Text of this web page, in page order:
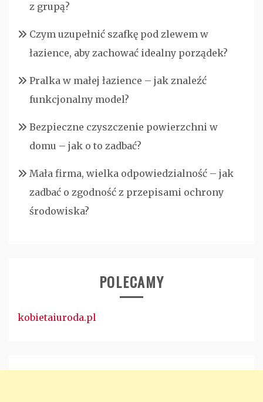
z grupą?
Czym uzupełnić szafkę pod zlewem w
łazience, aby zachować idealny porządek?
Pralka w małej łazience – jak znaleźć
funkcjonalny model?
Bezpieczne czyszczenie powierzchni w
domu – jak o to zadbać?
Mała firma, wielka odpowiedzialność – jak
zadbać o zgodność z przepisami ochrony
środowiska?
POLECAMY
kobietaiuroda.pl